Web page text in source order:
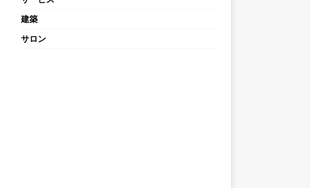
建築
サロン